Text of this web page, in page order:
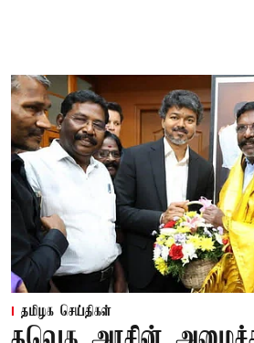
தமிழக செய்திகள்